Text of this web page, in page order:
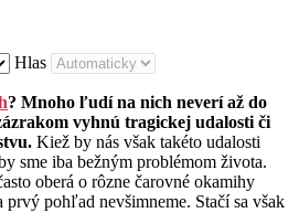
Hlas
? Mnoho ľudí na nich neverí až do
vyhnú tragickej udalosti či
Kiež by nás však takéto udalosti
sme iba bežným problémom života.
oberá o rôzne čarovné okamihy
prvý pohľad nevšimneme. Stačí sa však